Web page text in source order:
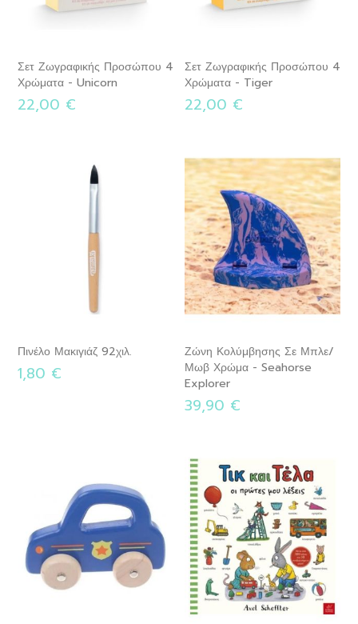
Σετ Ζωγραφικής Προσώπου 4
Χρώματα - Unicorn
22,00 €
Σετ Ζωγραφικής Προσώπου 4
Χρώματα - Tiger
22,00 €
Πινέλο Μακιγιάζ 92χιλ.
1,80 €
Ζώνη Κολύμβησης Σε Μπλε/
Μωβ Χρώμα - Seahorse
Explorer
39,90 €